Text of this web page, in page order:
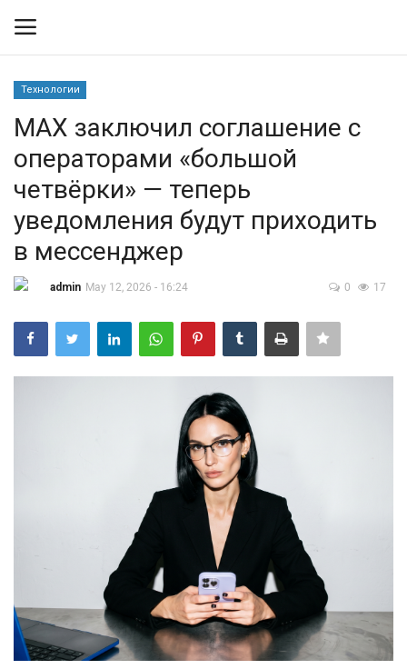
Контакты
Правила размещения
Политика
Технологии
Образование
Технологии
MAX заключил соглашение с
операторами «большой
четвёрки» — теперь
уведомления будут приходить
в мессенджер
admin May 12, 2026 - 16:24 0 17